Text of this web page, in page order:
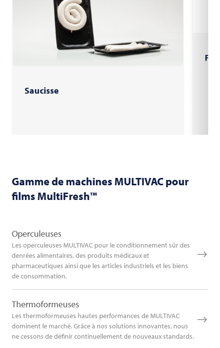
Saucisse
Gamme de machines MULTIVACpour
films MultiFresh™
Operculeuses
Les operculeuses MULTIVAC pour le conditionnement sûr des
denrées alimentaires, des produits médicaux et
pharmaceutiques ainsi que les articles industriels et les biens
de consommation.
Thermoformeuses
Les thermoformeuses hautes performances de MULTIVAC
dominent le marché. Grâce à nos solutions innovantes, nous
ne cessons de définir continuellement de nouveaux standards.